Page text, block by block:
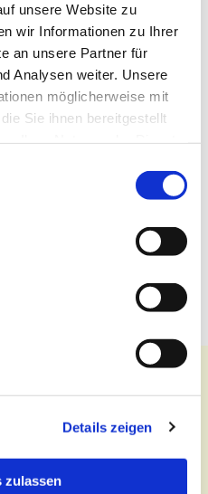
unsere Website zu
wir Informationen zu Ihrer
an unsere Partner für
Analysen weiter. Unsere
möglicherweise mit
Sie ihnen bereitgestellt
Details zeigen
zulassen